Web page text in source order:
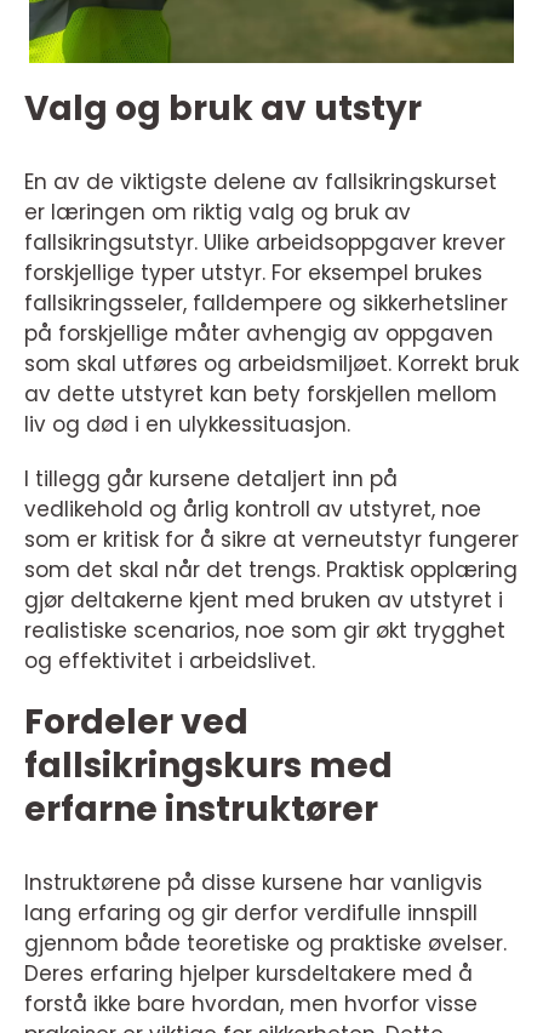
Valg og bruk av utstyr
En av de viktigste delene av fallsikringskurset
er læringen om riktig valg og bruk av
fallsikringsutstyr. Ulike arbeidsoppgaver krever
forskjellige typer utstyr. For eksempel brukes
fallsikringsseler, falldempere og sikkerhetsliner
på forskjellige måter avhengig av oppgaven
som skal utføres og arbeidsmiljøet. Korrekt bruk
av dette utstyret kan bety forskjellen mellom
liv og død i en ulykkessituasjon.
I tillegg går kursene detaljert inn på
vedlikehold og årlig kontroll av utstyret, noe
som er kritisk for å sikre at verneutstyr fungerer
som det skal når det trengs. Praktisk opplæring
gjør deltakerne kjent med bruken av utstyret i
realistiske scenarios, noe som gir økt trygghet
og effektivitet i arbeidslivet.
Fordeler ved
fallsikringskurs med
erfarne instruktører
Instruktørene på disse kursene har vanligvis
lang erfaring og gir derfor verdifulle innspill
gjennom både teoretiske og praktiske øvelser.
Deres erfaring hjelper kursdeltakere med å
forstå ikke bare hvordan, men hvorfor visse